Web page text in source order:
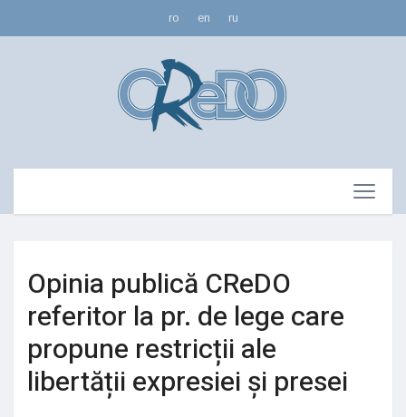
ro en ru
Opinia publică CReDO
referitor la pr. de lege care
propune restricții ale
libertății expresiei și presei